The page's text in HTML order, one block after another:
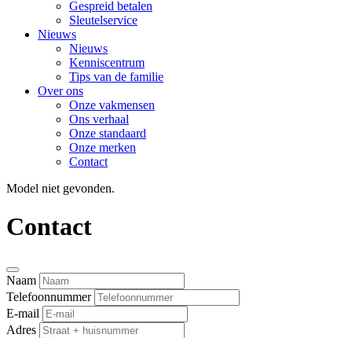
Gespreid betalen
Sleutelservice
Nieuws
Nieuws
Kenniscentrum
Tips van de familie
Over ons
Onze vakmensen
Ons verhaal
Onze standaard
Onze merken
Contact
Model niet gevonden.
Contact
Naam
Telefoonnummer
E-mail
Adres